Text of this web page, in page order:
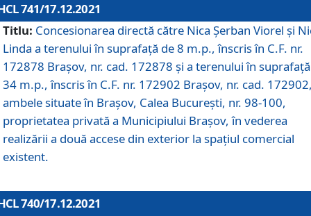
741/17.12.2021
Titlu: Concesionarea directă către Nica Șerban Viorel și
Linda a terenului în suprafață de 8 m.p., înscris în C.F. nr.
172878 Brașov, nr. cad. 172878 și a terenului în
34 m.p., înscris în C.F. nr. 172902 Brașov, nr. cad.
ambele situate în Brașov, Calea București, nr. 98-100,
proprietatea privată a Municipiului Brașov, în vederea
realizării a două accese din exterior la spațiul comercial
existent.
740/17.12.2021